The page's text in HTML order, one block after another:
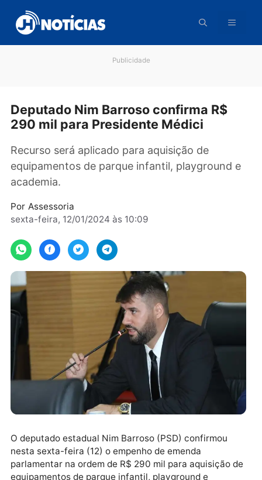
para
conteúdo
Deputado Nim Barroso confirma R$
Recurso será aplicado para aquisição de
equipamentos de parque infantil, playground
academia.
sexta-feira, 12/01/2024 às 10:09